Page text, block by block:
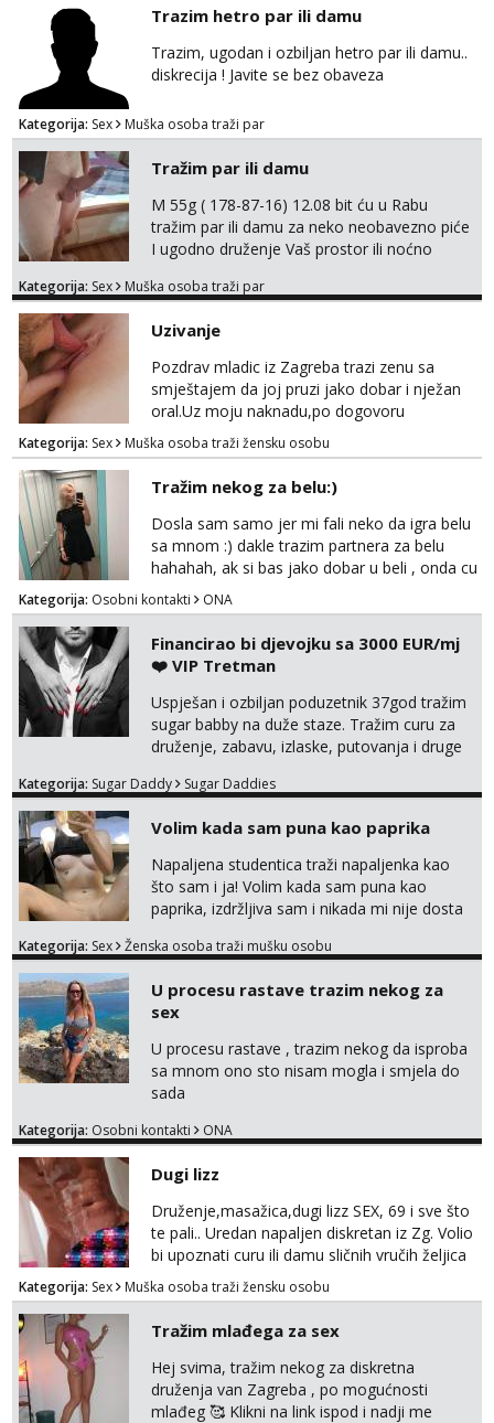
Trazim hetro par ili damu
Trazim, ugodan i ozbiljan hetro par ili damu..
diskrecija ! Javite se bez obaveza
Kategorija: Sex Muška osoba traži par
Tražim par ili damu
M 55g ( 178-87-16) 12.08 bit ću u Rabu
tražim par ili damu za neko neobavezno piće
I ugodno druženje Vaš prostor ili noćno
trata.vrh@gmail.com
Kategorija: Sex Muška osoba traži par
Uzivanje
Pozdrav mladic iz Zagreba trazi zenu sa
smještajem da joj pruzi jako dobar i nježan
oral.Uz moju naknadu,po dogovoru
.Diskrecija osigurana.
Kategorija: Sex Muška osoba traži žensku osobu
Tražim nekog za belu:)
Dosla sam samo jer mi fali neko da igra belu
sa mnom :) dakle trazim partnera za belu
hahahah, ak si bas jako dobar u beli , onda cu
razmislit za dalje Klikni na link ispod i nadji me
tamo, cekam te!
Kategorija: Osobni kontakti ONA
Financirao bi djevojku sa 3000 EUR/mj
❤️ VIP Tretman
Uspješan i ozbiljan poduzetnik 37god tražim
sugar babby na duže staze. Tražim curu za
druženje, zabavu, izlaske, putovanja i druge
otvorena, komunikativna, zgodna i atraktivna
markodalic37@gmail.com
Kategorija: Sugar Daddy Sugar Daddies
Volim kada sam puna kao paprika
Napaljena studentica traži napaljenka kao
što sam i ja! Volim kada sam puna kao
paprika, izdržljiva sam i nikada mi nije dosta
bilo kad i bilo gdje zato se javi što prije da
tamo, cekam te!
Kategorija: Sex Ženska osoba traži mušku osobu
U procesu rastave trazim nekog za
sex
U procesu rastave , trazim nekog da isproba
sa mnom ono sto nisam mogla i smjela do
sada
Kategorija: Osobni kontakti ONA
Dugi lizz
Druženje,masažica,dugi lizz SEX, 69 i sve što
te pali.. Uredan napaljen diskretan iz Zg. Volio
bi upoznati curu ili damu sličnih vručih željica
za zajedničko ugodno i strastveno druženje.
Prostor imam, diskr max. A i mobilan 🚗 sam.
Kategorija: Sex Muška osoba traži žensku osobu
Tražim mlađega za sex
Hej svima, tražim nekog za diskretna
druženja van Zagreba , po mogućnosti
mlađeg 🥰 Klikni na link ispod i nadji me